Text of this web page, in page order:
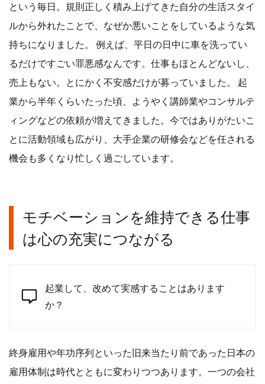
という毎日。規則正しく積み上げてきた自分の生活スタイ
ルから外れたことで、なぜか悪いことをしているような気
持ちになりました。 例えば、平日の日中に車を洗ってい
るだけですごい罪悪感なんです。仕事もほとんどないし、
売上もない。とにかく不安感だけが募っていました。 起
業から半年くらいたった頃、ようやく講師業やコンサルテ
ィングなどの依頼が増えてきました。今ではありがたいこ
とに活動領域も広がり、大手企業の研修会などを任される
機会も多くなり忙しく過ごしています。
モチベーションを維持できる仕事
は心の充実につながる
起業して、改めて実感することはあります
か？
終身雇用や年功序列といった旧来当たり前であった日本の
雇用体制は時代とともに変わりつつあります。一つの会社